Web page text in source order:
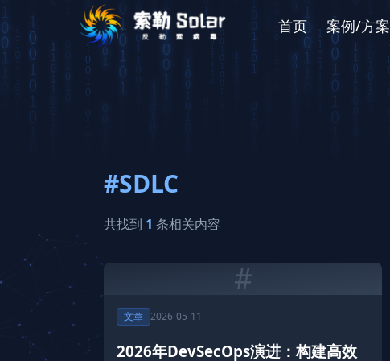
首页 案例/方案
#SDLC
共找到 1 条相关内容
#
文章 2026-05-11
2026年DevSecOps演进：构建高效